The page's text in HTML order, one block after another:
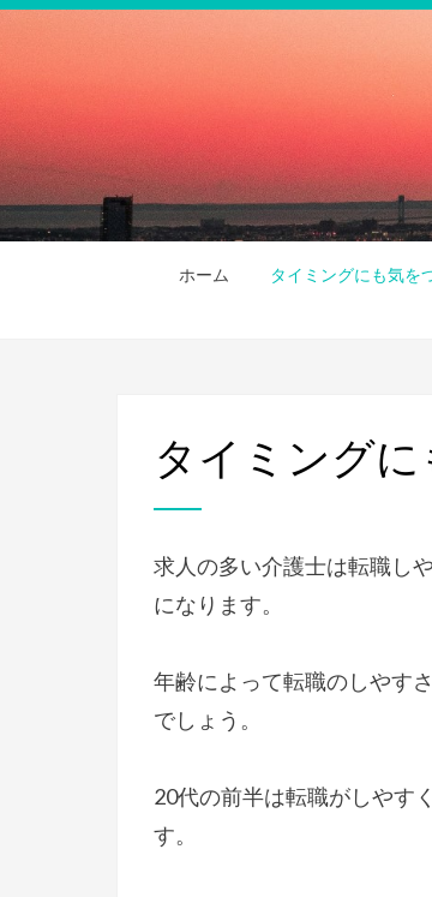
ホーム タイミングにも気を
タイミング
求人の多い介護士は転職し
になります。
年齢によって転職のしやす
でしょう。
20代の前半は転職がしやす
す。